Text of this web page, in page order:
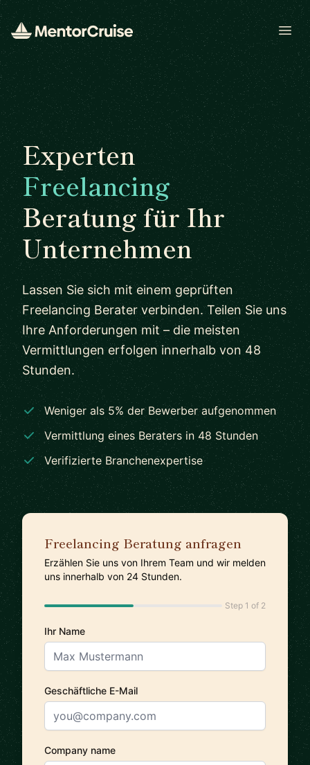
Experten
Freelancing
Beratung für Ihr
Unternehmen
Lassen Sie sich mit einem geprüften
Freelancing Berater verbinden. Teilen Sie uns
Ihre Anforderungen mit – die meisten
Vermittlungen erfolgen innerhalb von 48
Stunden.
Weniger als 5% der Bewerber aufgenommen
Vermittlung eines Beraters in 48 Stunden
Verifizierte Branchenexpertise
Freelancing Beratung anfragen
Erzählen Sie uns von Ihrem Team und wir melden
uns innerhalb von 24 Stunden.
Step 1 of 2
Ihr Name
Geschäftliche E-Mail
Company name